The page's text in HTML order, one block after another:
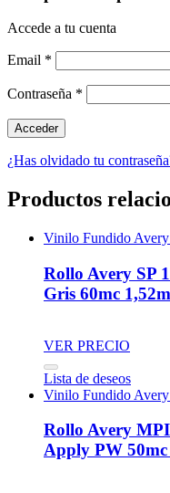
Accede a tu cuenta
Email *
Contraseña *
¿Has olvidado tu
Productos
Vinilo Fundido
Rollo Avery SP
Gris 60mc
VER PRECIO
Lista de deseos
Vinilo Fundido
Rollo Avery
Apply PW